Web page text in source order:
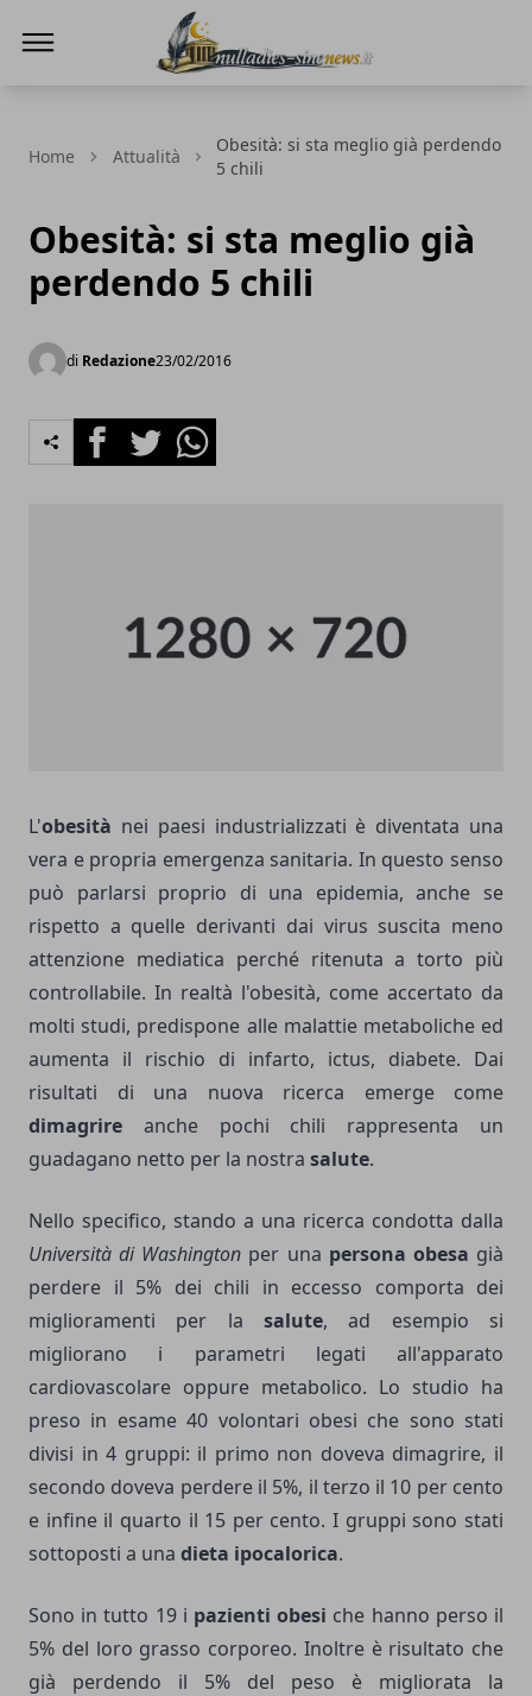
Home Attualità
Obesità: si sta meglio già perdendo
5 chili
Obesità: si sta meglio già
perdendo 5 chili
di Redazione23/02/2016
FacebookTwitterWhatsapp
L'obesità nei paesi industrializzati è diventata una
vera e propria emergenza sanitaria. In questo senso
può parlarsi proprio di una epidemia, anche se
rispetto a quelle derivanti dai virus suscita meno
attenzione mediatica perché ritenuta a torto più
controllabile. In realtà l'obesità, come accertato da
molti studi, predispone alle malattie metaboliche ed
aumenta il rischio di infarto, ictus, diabete. Dai
risultati di una nuova ricerca emerge come
dimagrire anche pochi chili rappresenta un
guadagano netto per la nostra salute.
Nello specifico, stando a una ricerca condotta dalla
Università di Washington per una persona obesa già
perdere il 5% dei chili in eccesso comporta dei
miglioramenti per la salute, ad esempio si
migliorano i parametri legati all'apparato
cardiovascolare oppure metabolico. Lo studio ha
preso in esame 40 volontari obesi che sono stati
divisi in 4 gruppi: il primo non doveva dimagrire, il
secondo doveva perdere il 5%, il terzo il 10 per cento
e infine il quarto il 15 per cento. I gruppi sono stati
sottoposti a una dieta ipocalorica.
Sono in tutto 19 i pazienti obesi che hanno perso il
5% del loro grasso corporeo. Inoltre è risultato che
già perdendo il 5% del peso è migliorata la